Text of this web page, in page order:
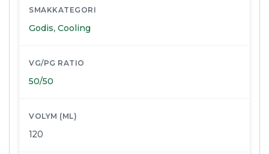
SMAKKATEGORI
Godis, Cooling
VG/PG RATIO
50/50
VOLYM (ML)
120